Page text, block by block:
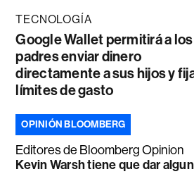
TECNOLOGÍA
Google Wallet permitirá a los
padres enviar dinero
directamente a sus hijos y
límites de gasto
OPINIÓN BLOOMBERG
Editores de Bloomberg Opinion
Kevin Warsh tiene que dar